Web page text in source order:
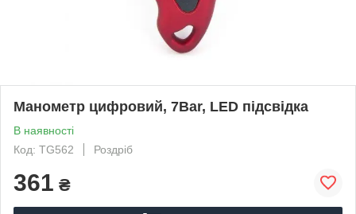
Манометр цифровий, 7Bar, LED підсвідка
В наявності
Код: TG562
Роздріб
361 ₴